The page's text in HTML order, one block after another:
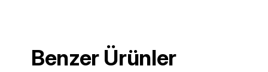
Benzer Ürünler